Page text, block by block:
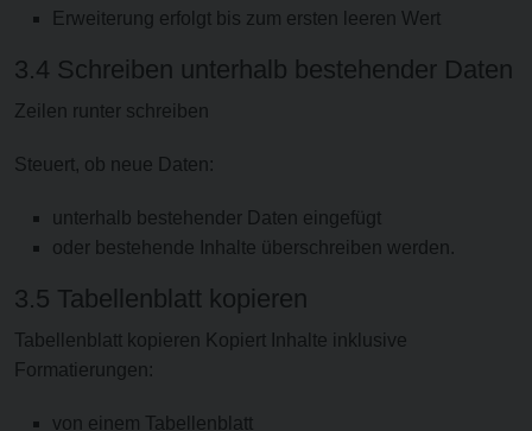
Erweiterung erfolgt bis zum ersten leeren Wert
3.4 Schreiben unterhalb bestehender Daten
Zeilen runter schreiben
Steuert, ob neue Daten:
unterhalb bestehender Daten eingefügt
oder bestehende Inhalte überschreiben werden.
3.5 Tabellenblatt kopieren
Tabellenblatt kopieren Kopiert Inhalte inklusive
Formatierungen:
von einem Tabellenblatt